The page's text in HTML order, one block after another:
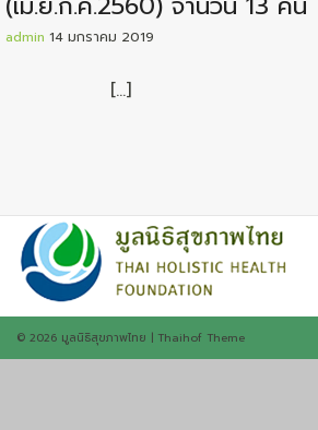
admin 14 มกราคม 2019
[…]
© 2026 มูลนิธิสุขภาพไทย | Thaihof Theme